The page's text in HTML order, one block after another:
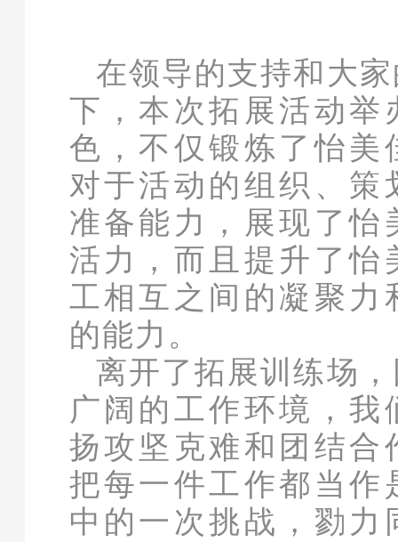
在领导的支持和大
下，本次拓展活动举
色，不仅锻炼了怡美
对于活动的组织、策
准备能力，展现了怡
活力，而且提升了怡
工相互之间的凝聚力
的能力。
离开了拓展训练场
广阔的工作环境，我
扬攻坚克难和团结合
把每一件工作都当作
中的一次挑战，勠力